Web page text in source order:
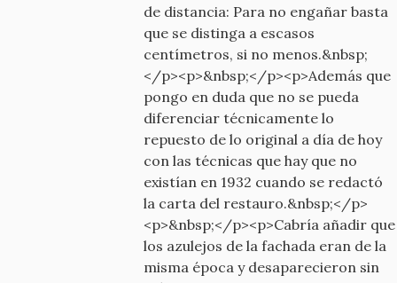
de distancia: Para no engañar basta
que se distinga a escasos
centímetros, si no menos.&nbsp;
</p><p>&nbsp;</p><p>Además que
pongo en duda que no se pueda
diferenciar técnicamente lo
repuesto de lo original a día de hoy
con las técnicas que hay que no
existían en 1932 cuando se redactó
la carta del restauro.&nbsp;</p>
<p>&nbsp;</p><p>Cabría añadir que
los azulejos de la fachada eran de la
misma época y desaparecieron sin